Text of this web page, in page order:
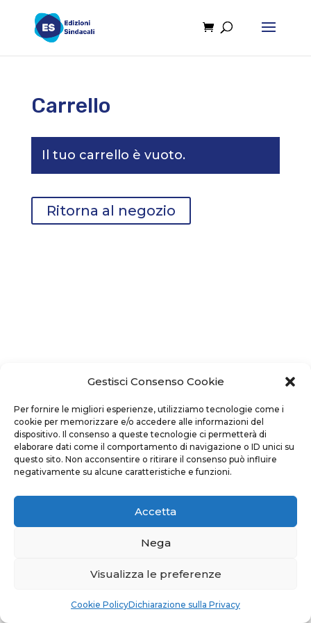
Gestisci Consenso Cookie
Per fornire le migliori esperienze, utilizziamo tecnologie come i
cookie per memorizzare e/o accedere alle informazioni del
dispositivo. Il consenso a queste tecnologie ci permetterà di
elaborare dati come il comportamento di navigazione o ID unici su
questo sito. Non acconsentire o ritirare il consenso può influire
negativamente su alcune caratteristiche e funzioni.
Accetta
Nega
Visualizza le preferenze
Cookie PolicyDichiarazione sulla Privacy
Carrello
Il tuo carrello è vuoto.
Ritorna al negozio
Ugl Edizioni Sindacali - Via Nomentana 26 - 00161